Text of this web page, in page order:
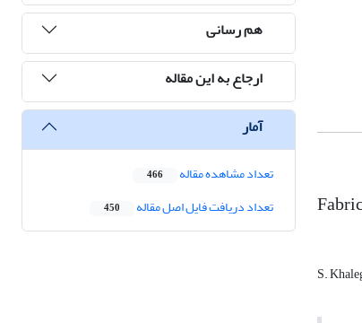
S.
هم رسانی
ارجاع به این مقاله
آمار
تعداد مشاهده مقاله 466
تعداد دریافت فایل اصل مقاله 450